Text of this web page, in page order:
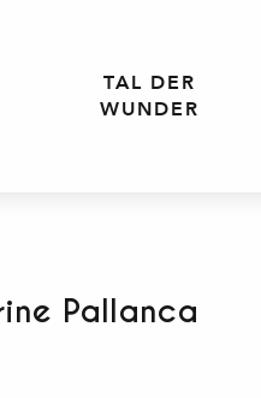
TAL DER
WUNDER
Pallanca